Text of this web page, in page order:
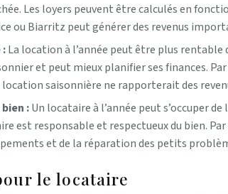
Les loyers peuvent être calculés en
ou Biarritz peut générer des revenus
La location à l’année peut être plus rentable
et peut mieux planifier ses finances.
location saisonnière ne rapporterait des
:Un locataire à l’année peut s’occuper
est responsable et respectueux du bien.
et de la réparation des petits
le locataire